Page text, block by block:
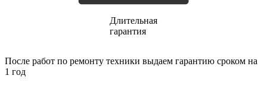
газовых плит
газовой поверхности
генераторов дыма
Длительная
гарантия
После работ по ремонту техники выдаем гарантию сроком на
1 год